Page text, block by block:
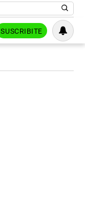
SUSCRIBITE